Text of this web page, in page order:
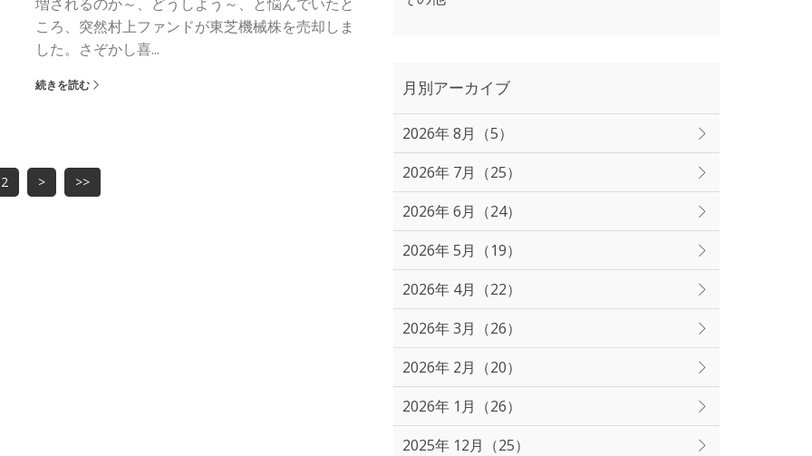
ころ、突然村上ファンドが東芝機械株を売却しま
した。さぞかし喜...
続きを読む
2 > >>
月別アーカイブ
2026年 8月（5）
2026年 7月（25）
2026年 6月（24）
2026年 5月（19）
2026年 4月（22）
2026年 3月（26）
2026年 2月（20）
2026年 1月（26）
2025年 12月（25）